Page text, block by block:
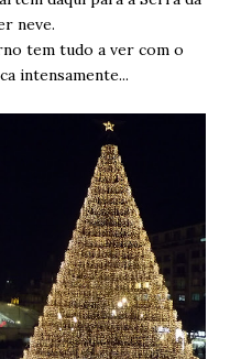
neve.
tem tudo a ver com o
intensamente...